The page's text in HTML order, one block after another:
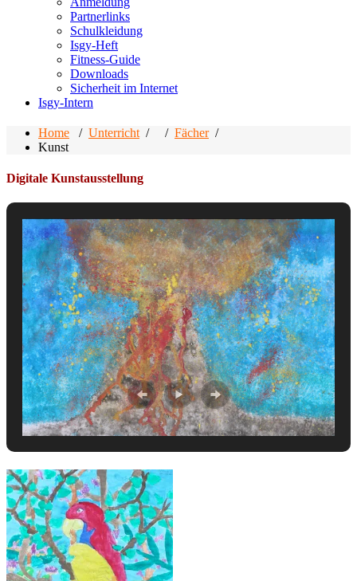
Partnerlinks
Schulkleidung
Isgy-Heft
Fitness-Guide
Downloads
Sicherheit im Internet
Isgy-Intern
Home / Unterricht / / Fächer/
Kunst
Digitale Kunstausstellung